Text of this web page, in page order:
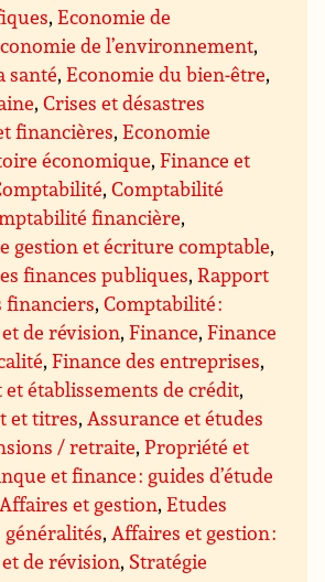
,Economie de
de l’environnement,
santé,Economie du bien-être,
,Crises et désastres
financières,Economie
économique,Finance et
,Comptabilité
financière,
gestion et écriture comptable,
finances publiques,Rapport
financiers,Comptabilité :
et de révision,Finance,Finance
,Finance des entreprises,
et établissements de crédit,
et titres,Assurance et études
/ retraite,Propriété et
et finance : guides d’étude
Affaires et gestion,Etudes
généralités,Affaires et gestion :
et de révision, Stratégie